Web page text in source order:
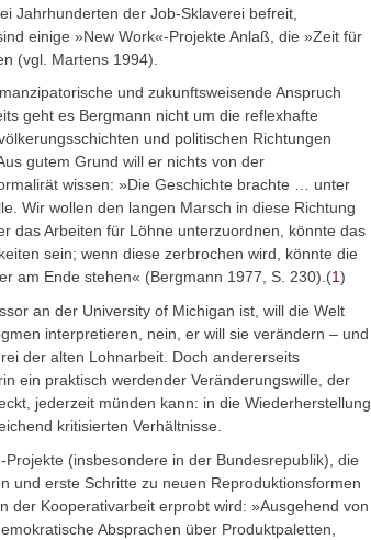
Jahrhunderten der Job-Sklaverei befreit,
einige »New Work«-Projekte Anlaß, die »Zeit für
(vgl. Martens 1994).
und zukunftsweisende Anspruch
geht es Bergmann nicht um die reflexhafte
und politischen Richtungen
gutem Grund will er nichts von der
wissen: »Die Geschichte brachte … unter
Wir wollen den langen Marsch in diese Richtung
das Arbeiten für Löhne unterzuordnen, könnte das
sein; wenn diese zerbrochen wird, könnte die
am Ende stehen« (Bergmann 1977, S. 230).(1)
an der University of Michigan ist, will die Welt
interpretieren, nein, er will sie verändern – und
der alten Lohnarbeit. Doch andererseits
ein praktisch werdender Veränderungswille, der
jederzeit münden kann: in die Wiederherstellung
kritisierten Verhältnisse.
(insbesondere in der Bundesrepublik), die
und erste Schritte zu neuen Reproduktionsformen
in der Kooperativarbeit erprobt wird: »Ausgehend von
Absprachen über Produktpaletten,